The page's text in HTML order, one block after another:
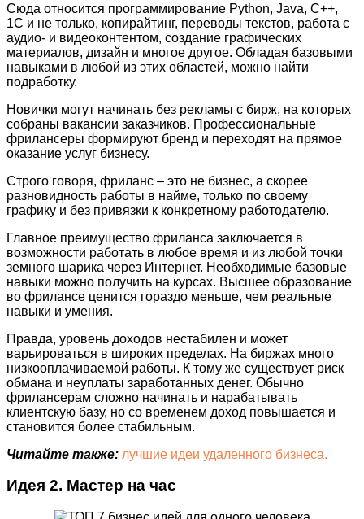
Сюда относится программирование Python, Java, C++,
1C и не только, копирайтинг, переводы текстов, работа с
аудио- и видеоконтентом, создание графических
материалов, дизайн и многое другое. Обладая базовыми
навыками в любой из этих областей, можно найти
подработку.
Новички могут начинать без рекламы с бирж, на которых
собраны вакансии заказчиков. Профессиональные
фрилансеры формируют бренд и переходят на прямое
оказание услуг бизнесу.
Строго говоря, фриланс – это не бизнес, а скорее
разновидность работы в найме, только по своему
графику и без привязки к конкретному работодателю.
Главное преимущество фриланса заключается в
возможности работать в любое время и из любой точки
земного шарика через Интернет. Необходимые базовые
навыки можно получить на курсах. Высшее образование
во фрилансе ценится гораздо меньше, чем реальные
навыки и умения.
Правда, уровень доходов нестабилен и может
варьироваться в широких пределах. На биржах много
низкооплачиваемой работы. К тому же существует риск
обмана и неуплаты заработанных денег. Обычно
фрилансерам сложно начинать и нарабатывать
клиентскую базу, но со временем доход повышается и
становится более стабильным.
Читайте также: лучшие идеи удаленного бизнеса.
Идея 2. Мастер на час